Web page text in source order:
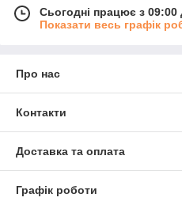
Сьогодні працює з 09:00
Показати весь графік
Про нас
Контакти
Доставка та оплата
Графік роботи